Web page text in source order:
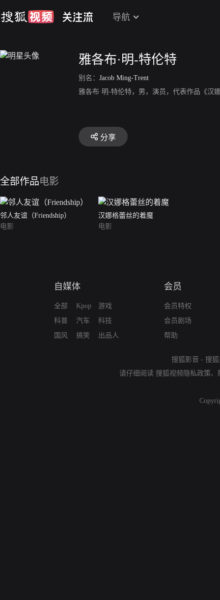
导航
雅各布·明-特伦特
别名： Jacob Ming-Trent
雅各布·明-特伦特，男，演员，代表作品《汉
分享
全部作品电影
邻人友谊（Friendship）
电影
汉娜格蕾丝的着魔
电影
自媒体
全部
科普
国风
Kpop
汽车
搞笑
游戏
科技
出品人
会员
会员特权
会员剧场
帮助
搜狐影音 - 搜
请仔细阅读 搜狐视频隐私政策、